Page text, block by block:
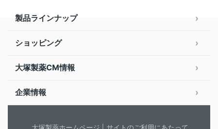
製品ラインナップ
ショッピング
大塚製薬CM情報
企業情報